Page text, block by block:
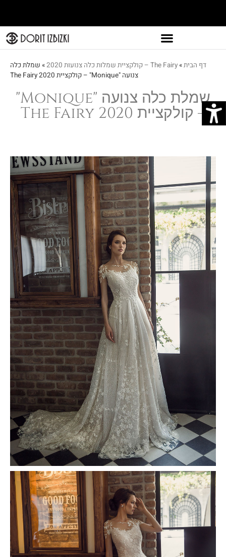
דף הבית»The Fairy – קולקציית שמלות כלה צנועות 2020 » שמלת כלה
צנועה "Monique" – קולקציית The Fairy 2020
שמלת כלה צנועה "Monique"
– קולקציית The Fairy 2020